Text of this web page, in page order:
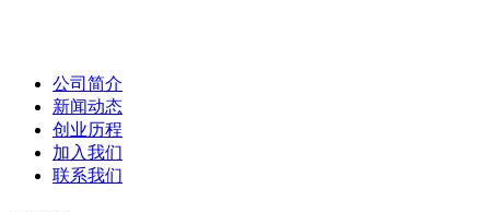
公司简介
新闻动态
创业历程
加入我们
联系我们